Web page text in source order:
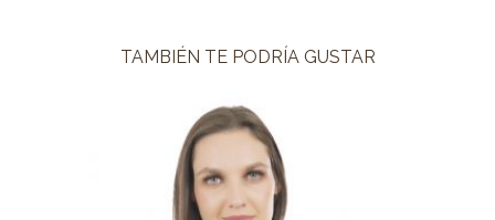
TAMBIÉN TE PODRÍA GUSTAR